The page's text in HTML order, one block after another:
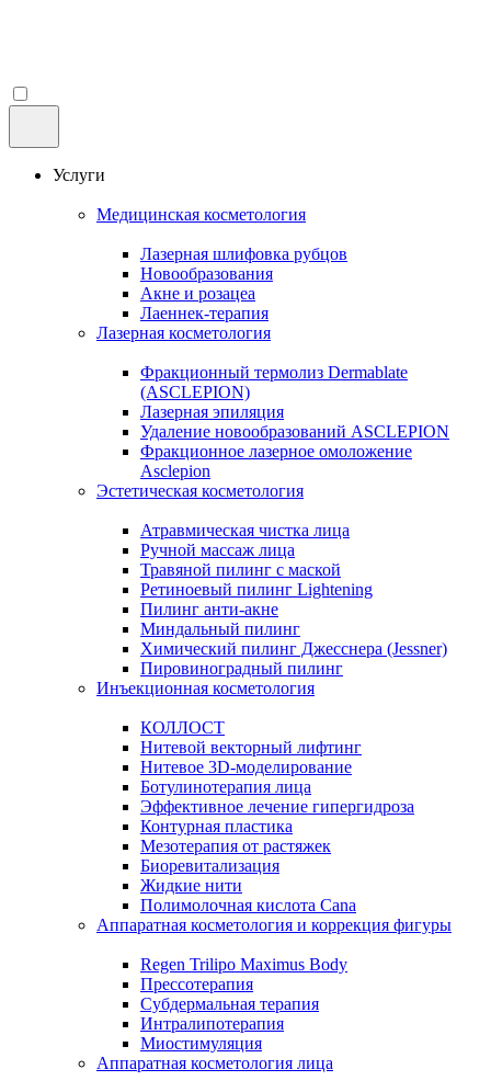
Услуги
Медицинская косметология
Лазерная шлифовка рубцов
Новообразования
Акне и розацеа
Лаеннек-терапия
Лазерная косметология
Фракционный термолиз Dermablate
(ASCLEPION)
Лазерная эпиляция
Удаление новообразований ASCLEPION
Фракционное лазерное омоложение
Asclepion
Эстетическая косметология
Атравмическая чистка лица
Ручной массаж лица
Травяной пилинг с маской
Ретиноевый пилинг Lightening
Пилинг анти-акне
Миндальный пилинг
Химический пилинг Джесснера (Jessner)
Пировиноградный пилинг
Инъекционная косметология
КОЛЛОСТ
Нитевой векторный лифтинг
Нитевое 3D-моделирование
Ботулинотерапия лица
Эффективное лечение гипергидроза
Контурная пластика
Мезотерапия от растяжек
Биоревитализация
Жидкие нити
Полимолочная кислота Cana
Аппаратная косметология и коррекция фигуры
Regen Trilipo Maximus Body
Прессотерапия
Субдермальная терапия
Интралипотерапия
Миостимуляция
Аппаратная косметология лица